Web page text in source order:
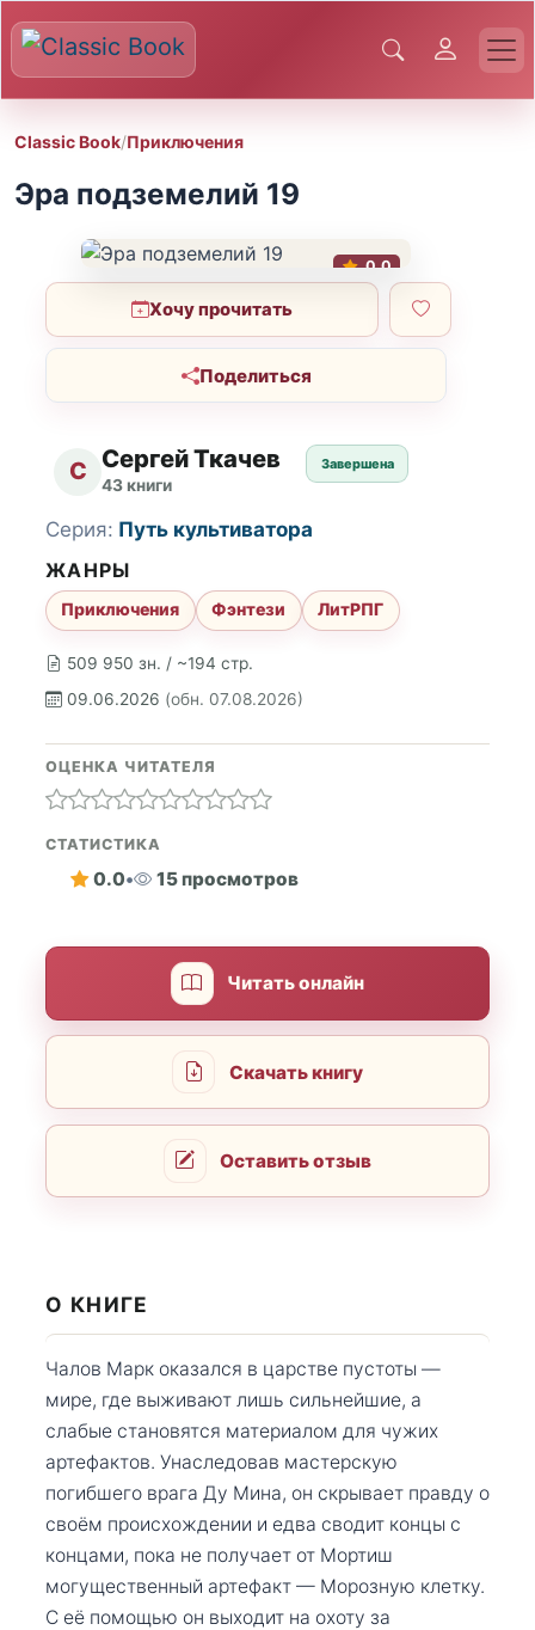
Classic Book/Приключения
Эра подземелий 19
0.0
Хочу прочитать
Поделиться
С Сергей Ткачев
43 книги
Завершена
509 950 зн. / ~194 стр.
09.06.2026 (обн. 07.08.2026)
Серия: Путь культиватора
ЖАНРЫ
Приключения Фэнтези ЛитРПГ
ОЦЕНКА ЧИТАТЕЛЯ
СТАТИСТИКА
0.0• 15 просмотров
Читать онлайн
Скачать книгу
Оставить отзыв
О КНИГЕ
Чалов Марк оказался в царстве пустоты —
мире, где выживают лишь сильнейшие, а
слабые становятся материалом для чужих
артефактов. Унаследовав мастерскую
погибшего врага Ду Мина, он скрывает правду о
своём происхождении и едва сводит концы с
концами, пока не получает от Мортиш
могущественный артефакт — Морозную клетку.
С её помощью он выходит на охоту за